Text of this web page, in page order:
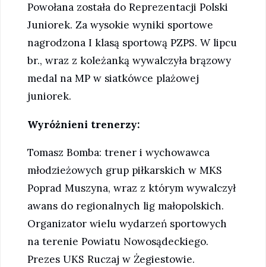
Powołana została do Reprezentacji Polski
Juniorek. Za wysokie wyniki sportowe
nagrodzona I klasą sportową PZPS. W lipcu
br., wraz z koleżanką wywalczyła brązowy
medal na MP w siatkówce plażowej
juniorek.
Wyróżnieni trenerzy:
Tomasz Bomba: trener i wychowawca
młodzieżowych grup piłkarskich w MKS
Poprad Muszyna, wraz z którym wywalczył
awans do regionalnych lig małopolskich.
Organizator wielu wydarzeń sportowych
na terenie Powiatu Nowosądeckiego.
Prezes UKS Ruczaj w Żegiestowie.